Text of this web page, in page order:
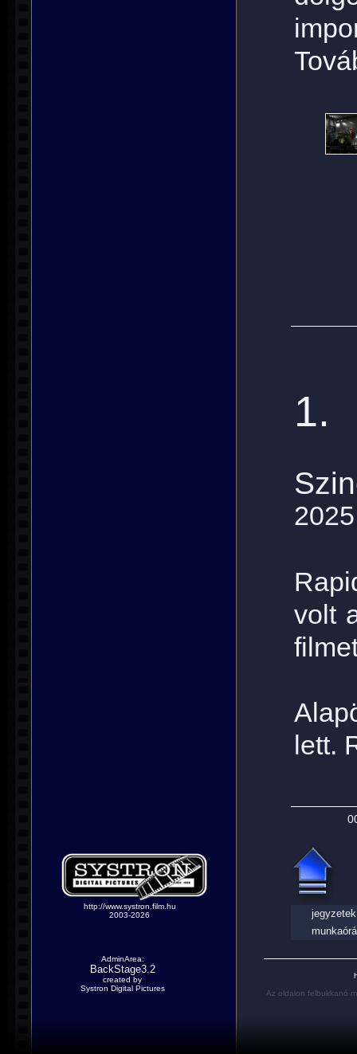
1.
volt
lett.
Az oldalon felbukkanó
http://www.systron.film.hu
2003-2026
AdminArea:
BackStage3.2
created by
Systron Digital Pictures